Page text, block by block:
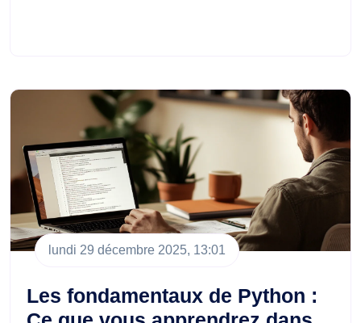
lundi 29 décembre 2025, 13:01
Les fondamentaux de Python :